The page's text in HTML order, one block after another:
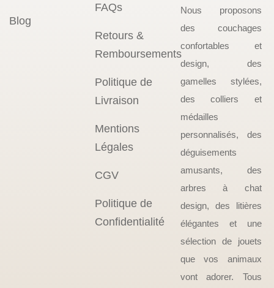
Blog
FAQs
Retours &
Remboursements
Politique de
Livraison
Mentions
Légales
CGV
Politique de
Confidentialité
Nous proposons
des couchages
confortables et
design, des
gamelles stylées,
des colliers et
médailles
personnalisés, des
déguisements
amusants, des
arbres à chat
design, des litières
élégantes et une
sélection de jouets
que vos animaux
vont adorer. Tous